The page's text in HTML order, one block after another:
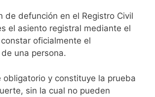
de defunción en el Registro Civil
el asiento registral mediante el
oficialmente el
una persona.
obligatorio y constituye la prueba
sin la cual no pueden